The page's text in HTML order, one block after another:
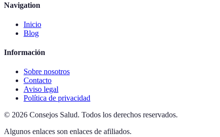
Navigation
Inicio
Blog
Información
Sobre nosotros
Contacto
Aviso legal
Política de privacidad
© 2026 Consejos Salud. Todos los derechos reservados.
Algunos enlaces son enlaces de afiliados.